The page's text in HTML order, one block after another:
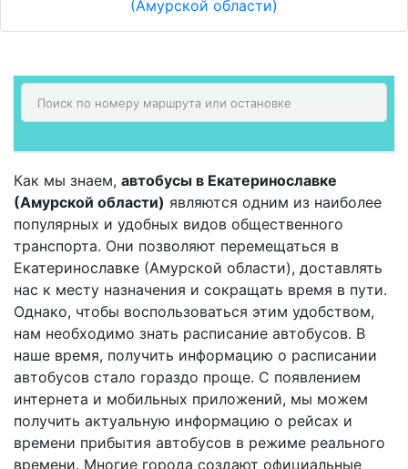
(Амурской области)
Как мы знаем, автобусы в Екатеринославке
(Амурской области) являются одним из наиболее
популярных и удобных видов общественного
транспорта. Они позволяют перемещаться в
Екатеринославке (Амурской области), доставлять
нас к месту назначения и сокращать время в пути.
Однако, чтобы воспользоваться этим удобством,
нам необходимо знать расписание автобусов. В
наше время, получить информацию о расписании
автобусов стало гораздо проще. С появлением
интернета и мобильных приложений, мы можем
получить актуальную информацию о рейсах и
времени прибытия автобусов в режиме реального
времени. Многие города создают официальные